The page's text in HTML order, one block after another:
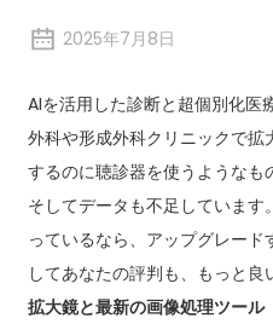
2025年7月8日
AIを活用した診断と超個別化医
外科や形成外科クリニックで
するのに聴診器を使うようなも
そしてデータも不足していま
っているなら、アップグレー
してあなたの評判も、もっと良
拡大鏡と最新の画像処理ツール